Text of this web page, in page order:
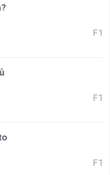
F1
F1
F1